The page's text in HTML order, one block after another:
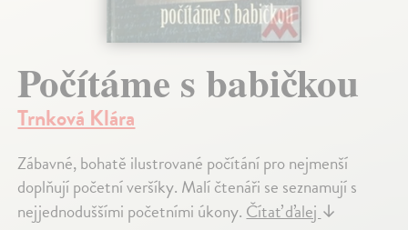
Počítáme s babičkou
Trnková Klára
Zábavné, bohatě ilustrované počítání pro nejmenší
doplňují početní veršíky. Malí čtenáři se seznamují s
nejjednoduššími početními úkony.Čítať ďalej↓